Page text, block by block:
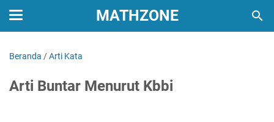
MATHZONE
Beranda /Arti Kata
Arti Buntar Menurut Kbbi